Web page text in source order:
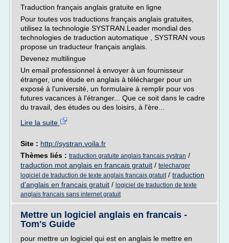
Traduction français anglais gratuite en ligne
Pour toutes vos traductions français anglais gratuites,
utilisez la technologie SYSTRAN.Leader mondial des
technologies de traduction automatique , SYSTRAN vous
propose un traducteur français anglais.
Devenez multilingue
Un email professionnel à envoyer à un fournisseur
étranger, une étude en anglais à télécharger pour un
exposé à l'université, un formulaire à remplir pour vos
futures vacances à l'étranger... Que ce soit dans le cadre
du travail, des études ou des loisirs, à l'ère...
Lire la suite
Site : http://systran.voila.fr
Thèmes liés : traduction gratuite anglais francais systran /
traduction mot anglais en francais gratuit / telecharger
logiciel de traduction de texte anglais francais gratuit/ traduction
d'anglais en francais gratuit / logiciel de traduction de texte
anglais francais sans internet gratuit
Mettre un logiciel anglais en francais -
Tom's Guide
pour mettre un logiciel qui est en anglais le mettre en